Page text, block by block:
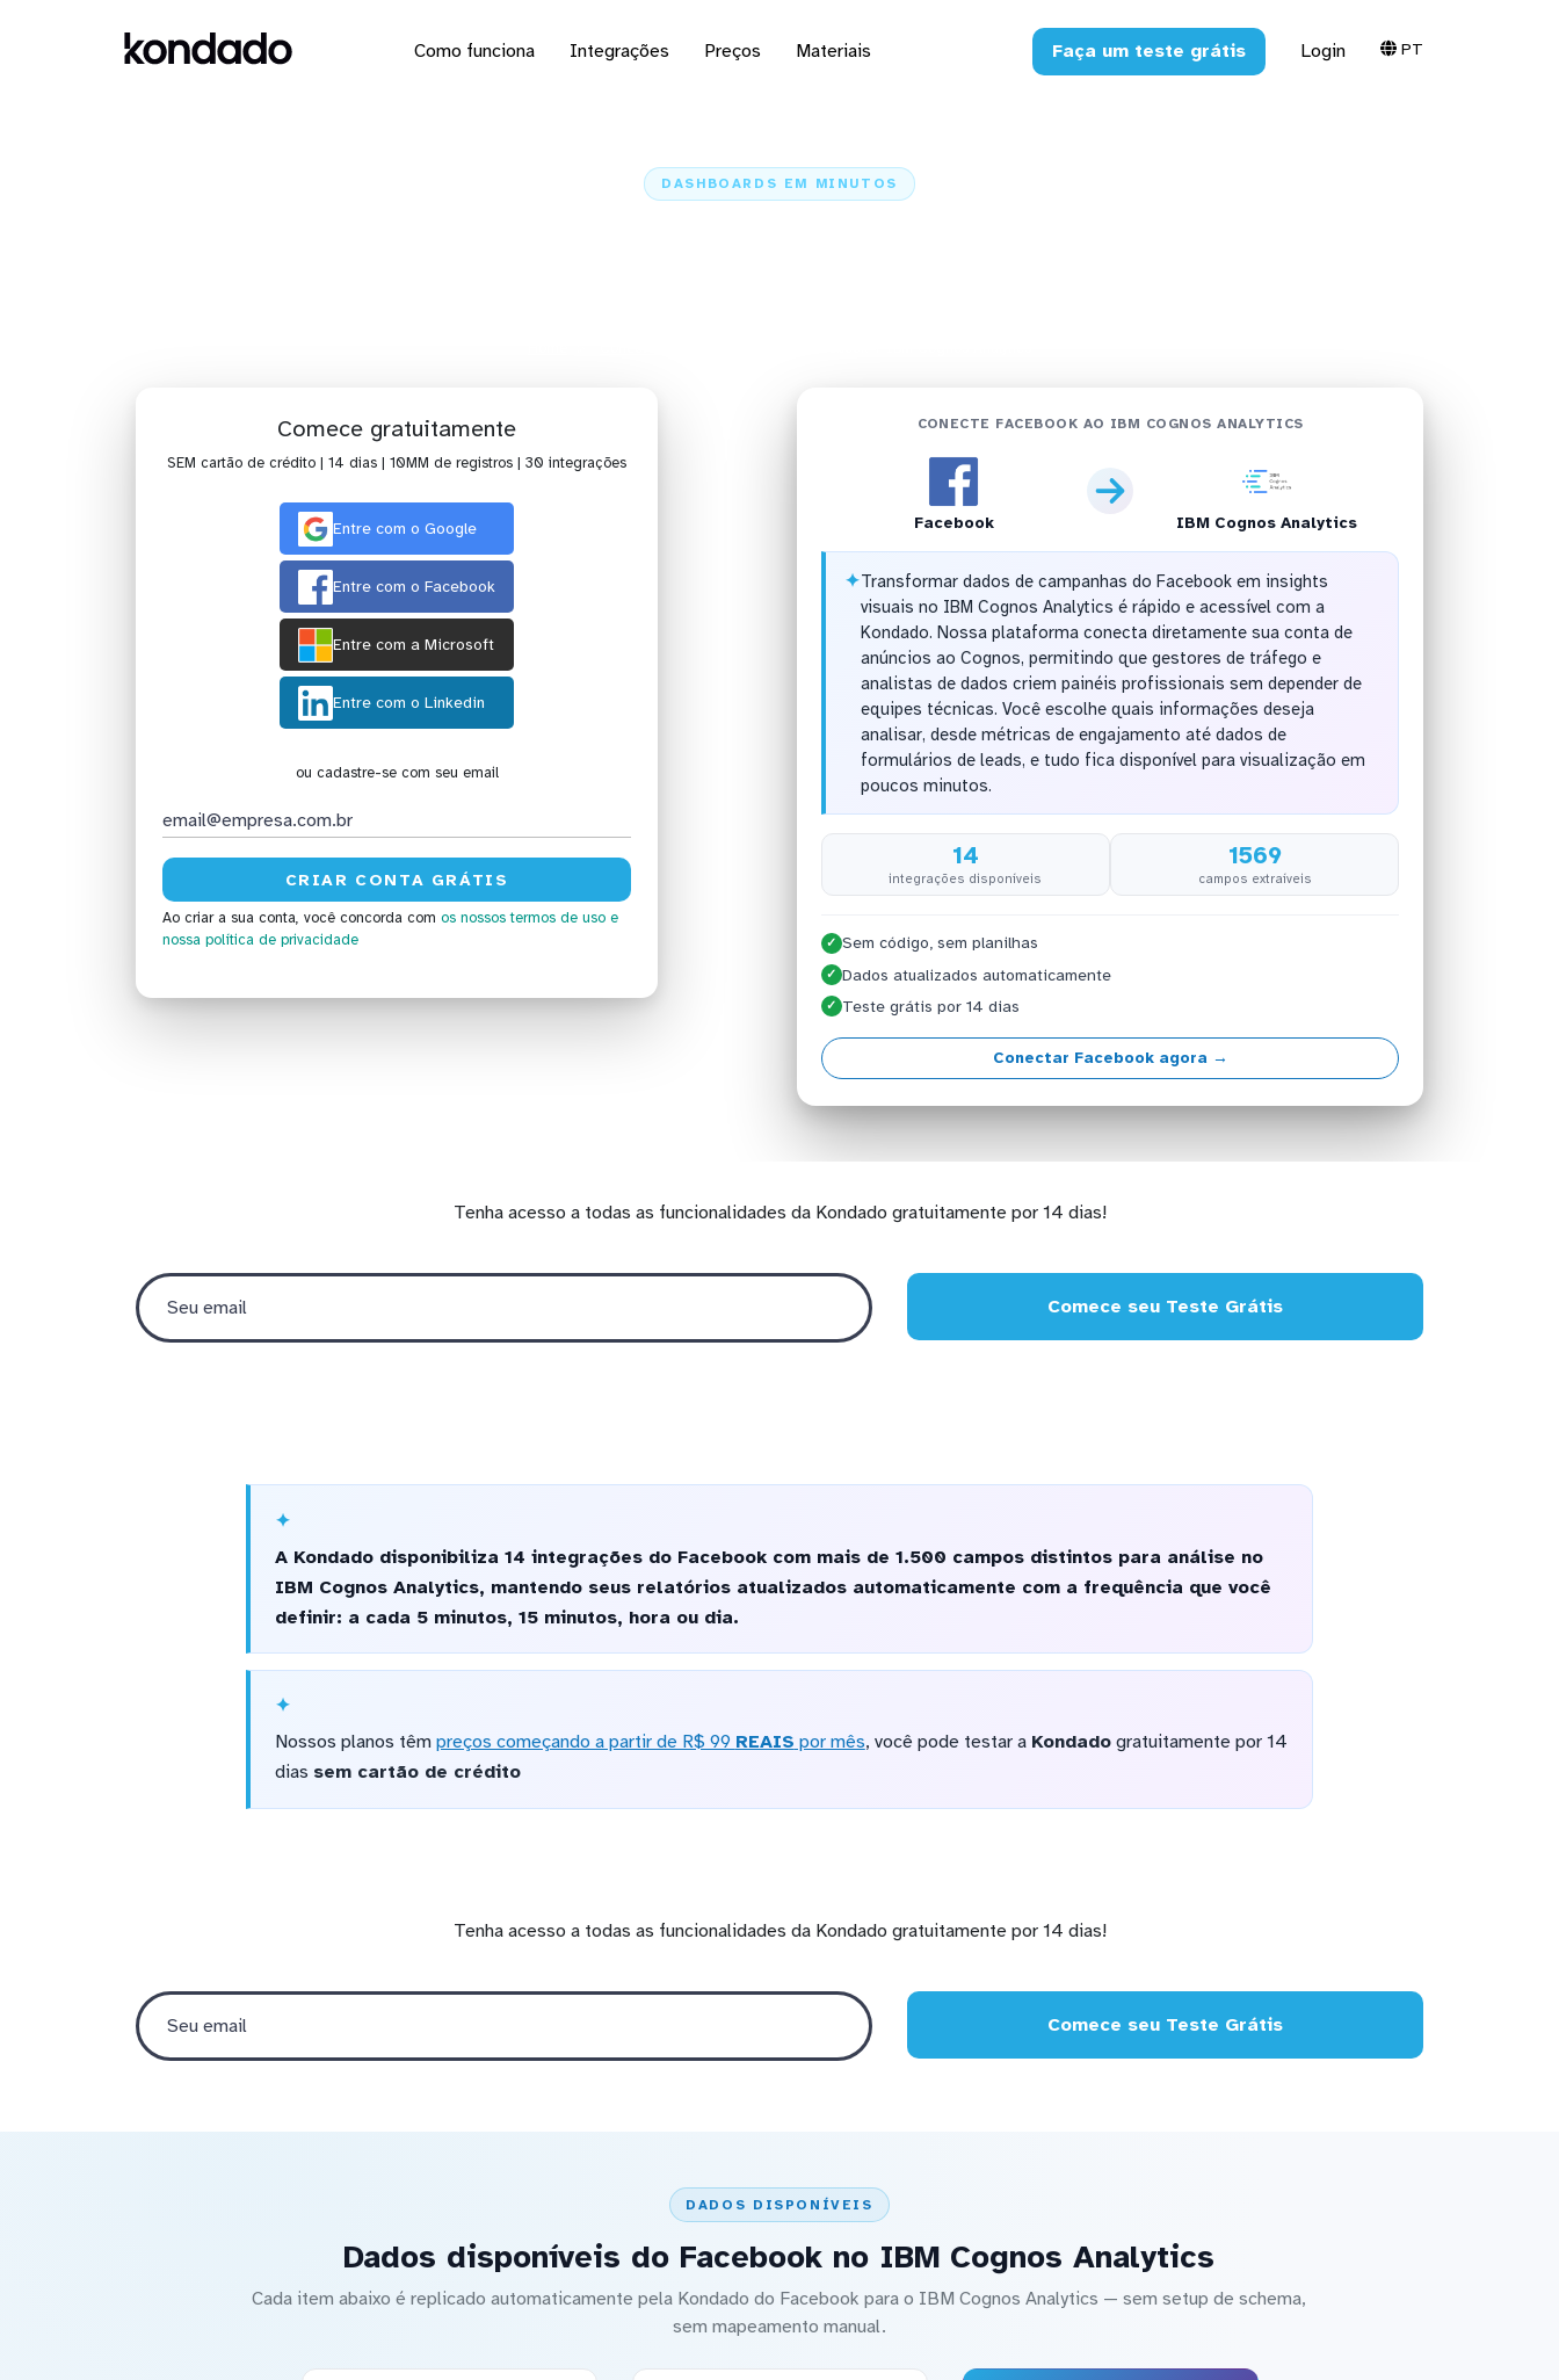
Como funciona Integrações Preços Materiais Faça um teste grátis Login PT
DASHBOARDS EM MINUTOS
Comece gratuitamente
SEM cartão de crédito | 14 dias | 10MM de registros | 30 integrações
Entre com o Google
Entre com o Facebook
Entre com a Microsoft
Entre com o Linkedin
ou cadastre-se com seu email
Ao criar a sua conta, você concorda com os nossos termos de uso e
nossa política de privacidade
CONECTE FACEBOOK AO IBM COGNOS ANALYTICS
Facebook IBM Cognos Analytics
✦Transformar dados de campanhas do Facebook em insights
visuais no IBM Cognos Analytics é rápido e acessível com a
Kondado. Nossa plataforma conecta diretamente sua conta de
anúncios ao Cognos, permitindo que gestores de tráfego e
analistas de dados criem painéis profissionais sem depender de
equipes técnicas. Você escolhe quais informações deseja
analisar, desde métricas de engajamento até dados de
formulários de leads, e tudo fica disponível para visualização em
poucos minutos.
14
integrações disponíveis
1569
campos extraíveis
✓ Sem código, sem planilhas
✓ Dados atualizados automaticamente
✓ Teste grátis por 14 dias
Conectar Facebook agora →
Tenha acesso a todas as funcionalidades da Kondado gratuitamente por 14 dias!
Comece seu Teste Grátis
A Kondado disponibiliza 14 integrações do Facebook com mais de 1.500 campos distintos para análise no
IBM Cognos Analytics, mantendo seus relatórios atualizados automaticamente com a frequência que você
definir: a cada 5 minutos, 15 minutos, hora ou dia.
Nossos planos têm preços começando a partir de R$ 99 REAIS por mês, você pode testar a Kondadogratuitamente por 14
dias sem cartão de crédito
Tenha acesso a todas as funcionalidades da Kondado gratuitamente por 14 dias!
Comece seu Teste Grátis
DADOS DISPONÍVEIS
Dados disponíveis do Facebook no IBM Cognos Analytics
Cada item abaixo é replicado automaticamente pela Kondado do Facebook para o IBM Cognos Analytics — sem setup de schema,
sem mapeamento manual.